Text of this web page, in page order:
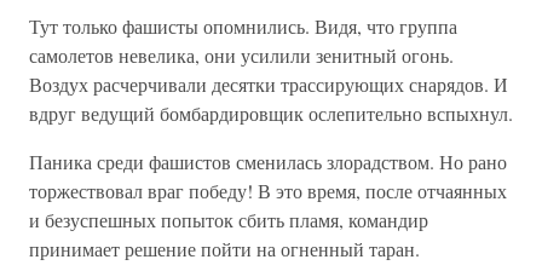
Тут только фашисты опомнились. Видя, что группа
самолетов невелика, они усилили зенитный огонь.
Воздух расчерчивали десятки трассирующих снарядов. И
вдруг ведущий бомбардировщик ослепительно вспыхнул.
Паника среди фашистов сменилась злорадством. Но рано
торжествовал враг победу! В это время, после отчаянных
и безуспешных попыток сбить пламя, командир
принимает решение пойти на огненный таран.